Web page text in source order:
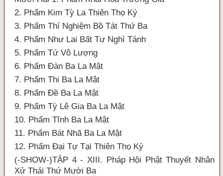
2. Phẩm Kim Tỳ La Thiên Thọ Ký
3. Phẩm Thí Nghiệm Bồ Tát Thứ Ba
4. Phẩm Như Lai Bất Tư Nghì Tánh
5. Phẩm Tứ Vô Lượng
6. Phẩm Đàn Ba La Mật
7. Phẩm Thi Ba La Mật
8. Phẩm Đề Ba La Mật
9. Phẩm Tỳ Lê Gia Ba La Mật
10. Phẩm Tĩnh Ba La Mật
11. Phẩm Bát Nhã Ba La Mật
12. Phẩm Đại Tự Tại Thiên Thọ Ký
(-SHOW-)TẬP 4 - XIII. Pháp Hội Phật Thuyết Nhân
Xử Thái Thứ Mười Ba